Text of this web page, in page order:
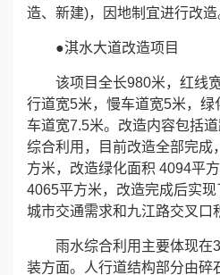
造、新建)，因地制宜进行改造
●淇水大道改造项目
该项目全长980米，红线
行道宽5米，慢车道宽5米，
车道宽7.5米。改造内容包括
综合利用，目前改造全部完成
方米，改造绿化面积 4094平
4065平方米，改造完成后实
城市交通需求和九江路交叉口
雨水综合利用主要体现在
装方面。人行道结构部分由碎